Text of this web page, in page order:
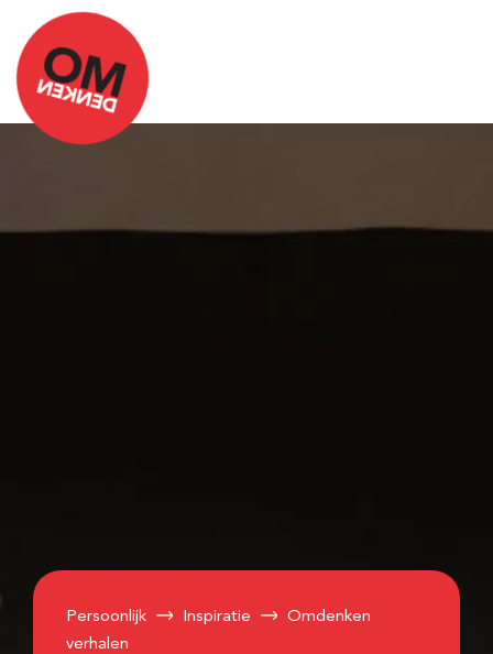
Persoonlijk Inspiratie
Omdenken
verhalen